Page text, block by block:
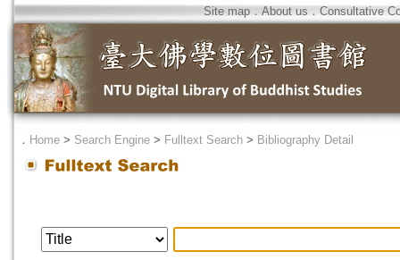
Site map．About us ． Consultative
． Home > Search Engine > Fulltext Search > Bibliography Detail